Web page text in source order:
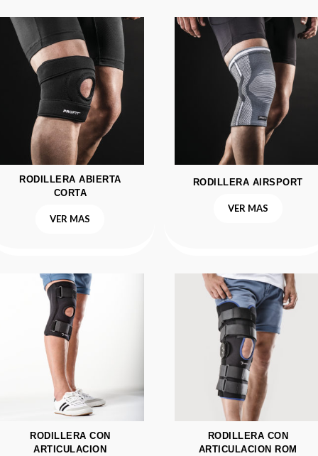
RODILLERA ABIERTA
CORTA
VER MAS
RODILLERA AIRSPORT
VER MAS
RODILLERA CON
ARTICULACION
RODILLERA CON
ARTICULACION ROM